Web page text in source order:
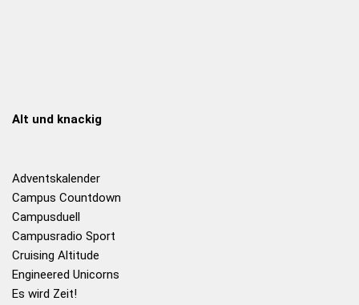
Alt und knackig
Adventskalender
Campus Countdown
Campusduell
Campusradio Sport
Cruising Altitude
Engineered Unicorns
Es wird Zeit!